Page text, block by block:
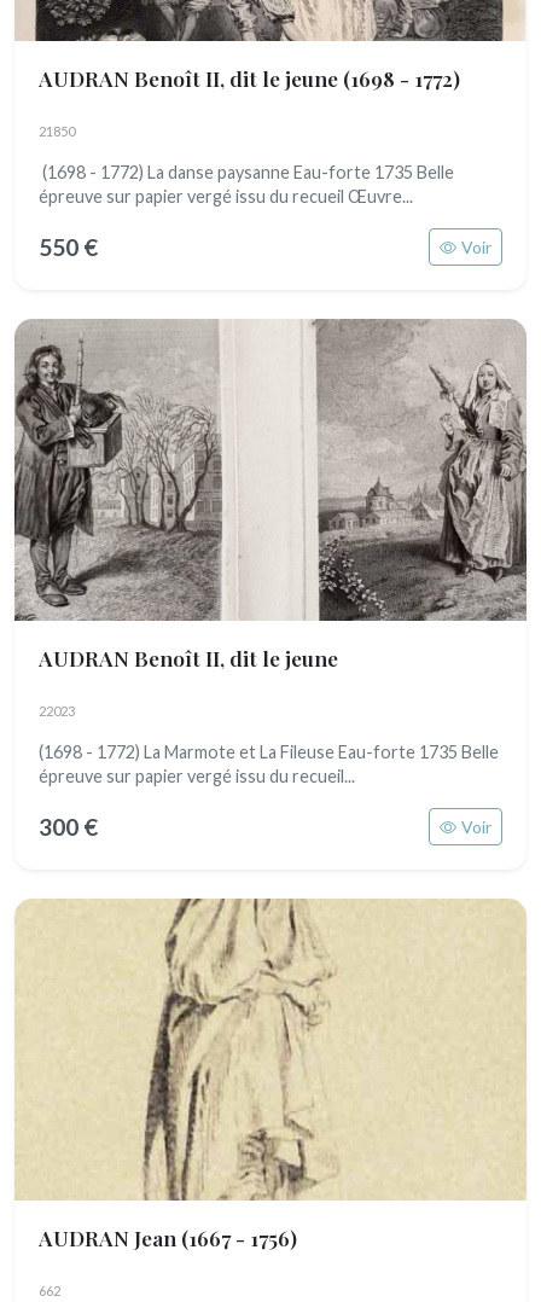
AUDRAN Benoît II, dit le jeune (1698 - 1772)
21850
(1698 - 1772) La danse paysanne Eau-forte 1735 Belle
épreuve sur papier vergé issu du recueil Œuvre...
550 € Voir
AUDRAN Benoît II, dit le jeune
22023
(1698 - 1772) La Marmote et La Fileuse Eau-forte 1735 Belle
épreuve sur papier vergé issu du recueil...
300 € Voir
AUDRAN Jean (1667 - 1756)
662